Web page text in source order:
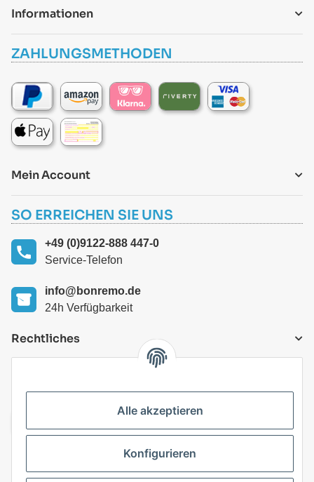
Informationen
ZAHLUNGSMETHODEN
Mein Account
SO ERREICHEN SIE UNS
+49 (0)9122-888 447-0
Service-Telefon
info@bonremo.de
24h Verfügbarkeit
Rechtliches
Alle akzeptieren
Konfigurieren